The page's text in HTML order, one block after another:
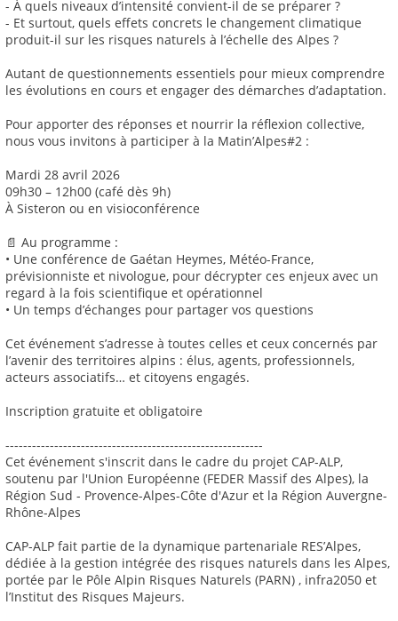
- À quels niveaux d’intensité convient-il de se préparer ?
- Et surtout, quels effets concrets le changement climatique
produit-il sur les risques naturels à l’échelle des Alpes ?
Autant de questionnements essentiels pour mieux comprendre
les évolutions en cours et engager des démarches d’adaptation.
Pour apporter des réponses et nourrir la réflexion collective,
nous vous invitons à participer à la Matin’Alpes#2 :
Mardi 28 avril 2026
09h30 – 12h00 (café dès 9h)
À Sisteron ou en visioconférence
📄 Au programme :
• Une conférence de Gaétan Heymes, Météo-France,
prévisionniste et nivologue, pour décrypter ces enjeux avec un
regard à la fois scientifique et opérationnel
• Un temps d’échanges pour partager vos questions
Cet événement s’adresse à toutes celles et ceux concernés par
l’avenir des territoires alpins : élus, agents, professionnels,
acteurs associatifs… et citoyens engagés.
Inscription gratuite et obligatoire
----------------------------------------------------------
Cet événement s'inscrit dans le cadre du projet CAP-ALP,
soutenu par l'Union Européenne (FEDER Massif des Alpes), la
Région Sud - Provence-Alpes-Côte d'Azur et la Région Auvergne-
Rhône-Alpes
CAP-ALP fait partie de la dynamique partenariale RES’Alpes,
dédiée à la gestion intégrée des risques naturels dans les Alpes,
portée par le Pôle Alpin Risques Naturels (PARN) , infra2050 et
l’Institut des Risques Majeurs.